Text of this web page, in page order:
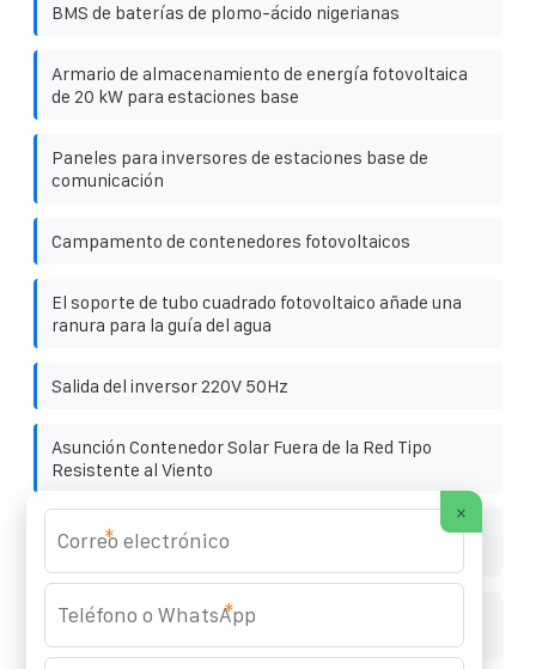
BMS de baterías de plomo-ácido nigerianas
Armario de almacenamiento de energía fotovoltaica
de 20 kW para estaciones base
Paneles para inversores de estaciones base de
comunicación
Campamento de contenedores fotovoltaicos
El soporte de tubo cuadrado fotovoltaico añade una
ranura para la guía del agua
Salida del inversor 220V 50Hz
Asunción Contenedor Solar Fuera de la Red Tipo
Resistente al Viento
Armario inteligente de almacenamiento de energía
fotovoltaica de 100 kWh para plantas siderúrgicas
Precio del sistema de generación de energía solar
×
*
*